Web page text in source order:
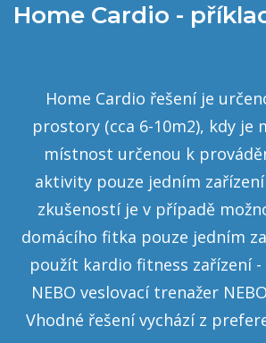
Home Cardio -
Home Cardio řešení je
prostory (cca 6-10m2), kdy je
místnost určenou k
aktivity pouze jedním
zkušeností je v případě
domácího fitka pouze jedním
použít kardio fitness zařízení
NEBO veslovací trenažer
Vhodné řešení vychází z